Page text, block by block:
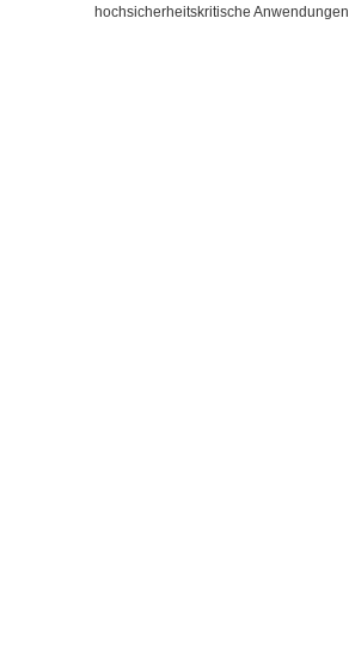
hochsicherheitskritische Anwendungen